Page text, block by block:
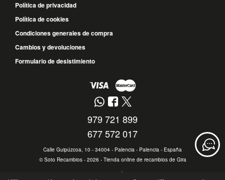
Política de privacidad
Política de cookies
Condiciones generales de compra
Cambios y devoluciones
Formulario de desistimiento
979 721 899
677 572 017
Calle Guipúzcoa, 10 - 34004 - Palencia - Palencia - España
©Soto Recambios- 2026 - Tienda online de recambios de Gira